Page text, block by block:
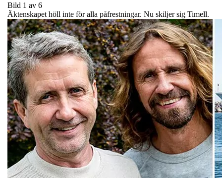
Bild 1 av 6
Äktenskapet höll inte för alla påfrestningar. Nu skiljer sig Timell.